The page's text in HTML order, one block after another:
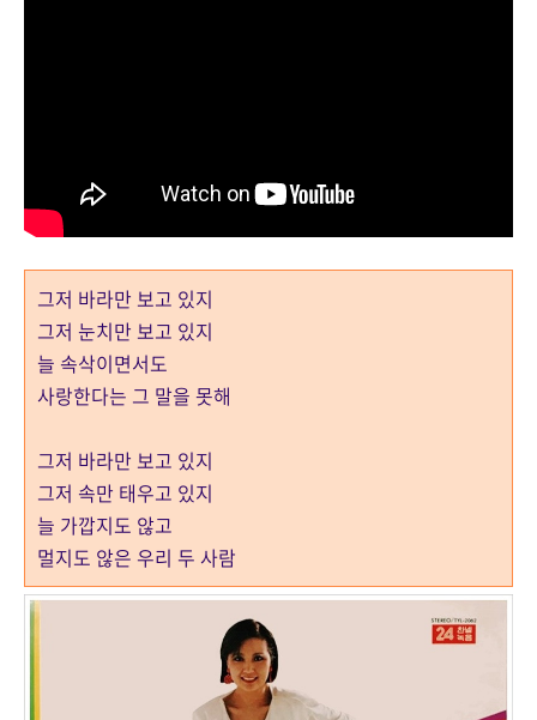
그저 바라만 보고 있지
그저 눈치만 보고 있지
늘 속삭이면서도
사랑한다는 그 말을 못해
그저 바라만 보고 있지
그저 속만 태우고 있지
늘 가깝지도 않고
멀지도 않은 우리 두 사람